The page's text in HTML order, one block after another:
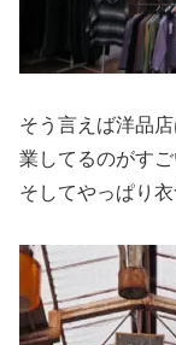
そう言えば洋品
業してるのがすご
そしてやっぱり